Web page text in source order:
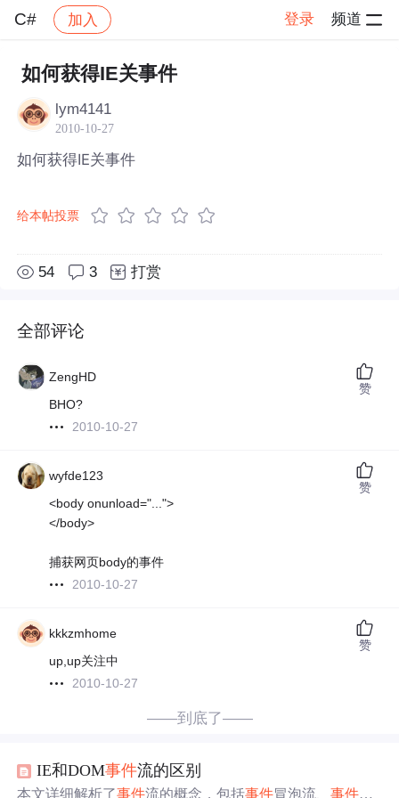
C# 加入 登录 频道
社区 C# 帖子详情
如何获得IE关事件
lym4141
2010-10-27
如何获得IE关事件
给本帖投票
54 3 打赏
全部评论
ZengHD
BHO?
2010-10-27
赞
wyfde123
<body onunload="...">
</body>
捕获网页body的事件
2010-10-27
赞
kkkzmhome
up,up关注中
2010-10-27
赞
——到底了——
IE和DOM事件流的区别
本文详细解析了事件流的概念，包括事件冒泡流、事件捕